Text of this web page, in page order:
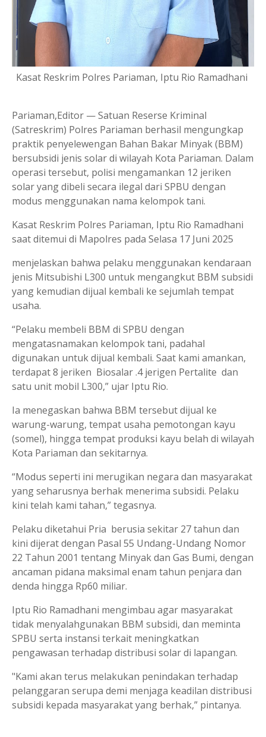
Kasat Reskrim Polres Pariaman, Iptu Rio Ramadhani
Pariaman,Editor — Satuan Reserse Kriminal
(Satreskrim) Polres Pariaman berhasil mengungkap
praktik penyelewengan Bahan Bakar Minyak (BBM)
bersubsidi jenis solar di wilayah Kota Pariaman. Dalam
operasi tersebut, polisi mengamankan 12 jeriken
solar yang dibeli secara ilegal dari SPBU dengan
modus menggunakan nama kelompok tani.
Kasat Reskrim Polres Pariaman, Iptu Rio Ramadhani
saat ditemui di Mapolres pada Selasa 17 Juni 2025
menjelaskan bahwa pelaku menggunakan kendaraan
jenis Mitsubishi L300 untuk mengangkut BBM subsidi
yang kemudian dijual kembali ke sejumlah tempat
usaha.
“Pelaku membeli BBM di SPBU dengan
mengatasnamakan kelompok tani, padahal
digunakan untuk dijual kembali. Saat kami amankan,
terdapat 8 jeriken Biosalar .4 jerigen Pertalite dan
satu unit mobil L300,” ujar Iptu Rio.
Ia menegaskan bahwa BBM tersebut dijual ke
warung-warung, tempat usaha pemotongan kayu
(somel), hingga tempat produksi kayu belah di wilayah
Kota Pariaman dan sekitarnya.
“Modus seperti ini merugikan negara dan masyarakat
yang seharusnya berhak menerima subsidi. Pelaku
kini telah kami tahan,” tegasnya.
Pelaku diketahui Pria berusia sekitar 27 tahun dan
kini dijerat dengan Pasal 55 Undang-Undang Nomor
22 Tahun 2001 tentang Minyak dan Gas Bumi, dengan
ancaman pidana maksimal enam tahun penjara dan
denda hingga Rp60 miliar.
Iptu Rio Ramadhani mengimbau agar masyarakat
tidak menyalahgunakan BBM subsidi, dan meminta
SPBU serta instansi terkait meningkatkan
pengawasan terhadap distribusi solar di lapangan.
"Kami akan terus melakukan penindakan terhadap
pelanggaran serupa demi menjaga keadilan distribusi
subsidi kepada masyarakat yang berhak,” pintanya.